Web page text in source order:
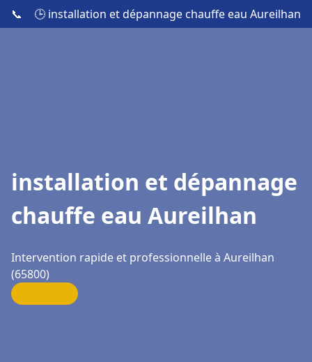
📞 🕒 installation et dépannage chauffe eau Aureilhan
installation et dépannage
chauffe eau Aureilhan
Intervention rapide et professionnelle à Aureilhan
(65800)